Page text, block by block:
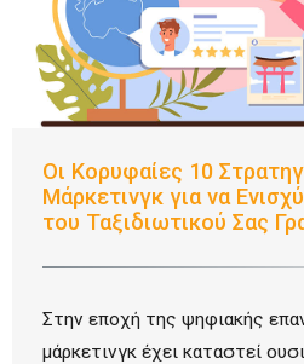
Οι Κορυφαίες 10
Μάρκετινγκ για να
του Ταξιδιωτικού Σας
Στην εποχή της ψηφιακής
μάρκετινγκ έχει καταστεί